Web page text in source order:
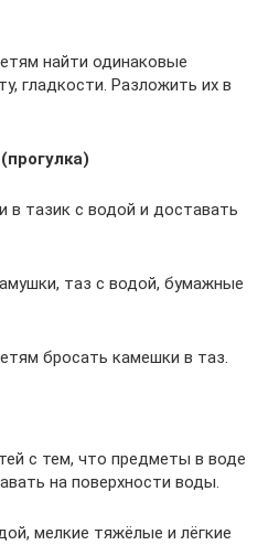
найти одинаковые
гладкости. Разложить их в
в тазик с водой и доставать
таз с водой, бумажные
бросать камешки в таз.
с тем, что предметы в воде
на поверхности воды.
мелкие тяжёлые и лёгкие